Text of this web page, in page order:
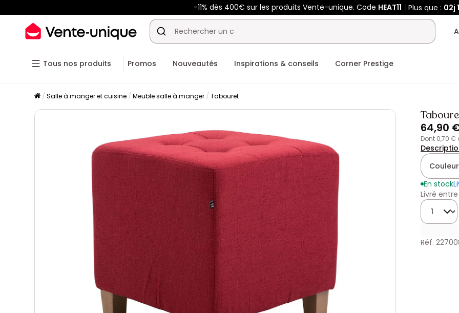
-11% dès 400€ sur les produits Vente-unique. Code HEAT11 Plus que : 02j
Tous nos produits Promos Nouveautés Inspirations & conseils Corner Prestige
Salle à manger et cuisine Meuble salle à manger Tabouret
64,90
dont 0,70
En stock
Livré
Quantité
Réf.